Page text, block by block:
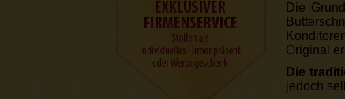
Die
Original
Die
jedoch